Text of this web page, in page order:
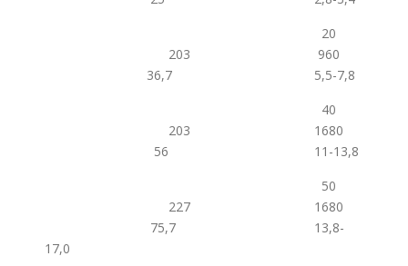
20
203 960
36,7 5,5-7,8
40
203 1680
56 11-13,8
50
227 1680
75,7 13,8-
17,0